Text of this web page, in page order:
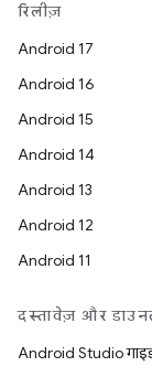
रिलीज़
Android 17
Android 16
Android 15
Android 14
Android 13
Android 12
Android 11
दस्तावेज़ और
Android Studio